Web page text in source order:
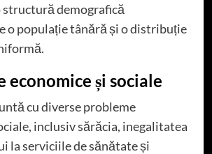
structură demografică
o populație tânără și o distribuție
economice și sociale
cu diverse probleme
inclusiv sărăcia, inegalitatea
la serviciile de sănătate și